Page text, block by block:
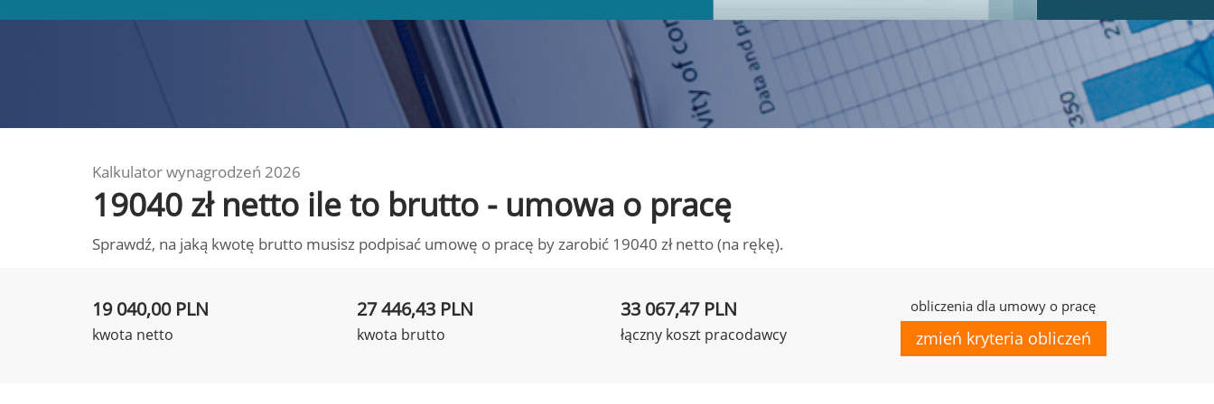
Kalkulator wynagrodzeń 2026
19040 zł netto ile to brutto - umowa o pracę
Sprawdź, na jaką kwotę brutto musisz podpisać umowę o pracę by zarobić 19040 zł netto (na rękę).
19 040,00 PLN
kwota netto
27 446,43 PLN
kwota brutto
33 067,47 PLN
łączny koszt pracodawcy
obliczenia dla umowy o pracę
zmień kryteria obliczeń